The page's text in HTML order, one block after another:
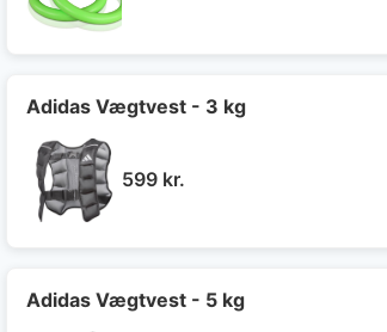
599 kr..
Adidas Vægtvest - 3 kg
599 kr.
Adidas Vægtvest - 5 kg